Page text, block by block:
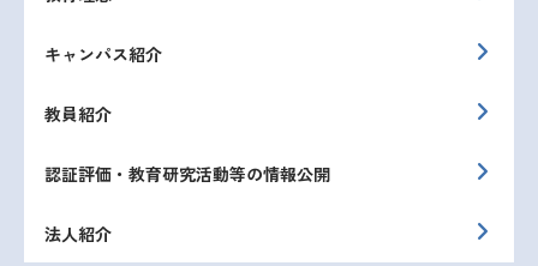
キャンパス紹介
教員紹介
認証評価・教育研究活動等の情報公開
法人紹介